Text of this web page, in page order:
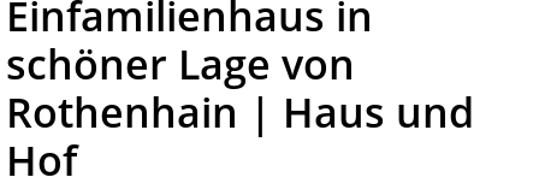
Einfamilienhaus in
schöner Lage von
Rothenhain | Haus und
Hof